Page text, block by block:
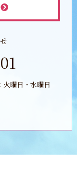
火曜日・水曜日